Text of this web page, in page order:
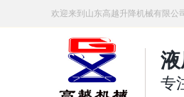
欢迎来到山东高越升降机械有限公
专